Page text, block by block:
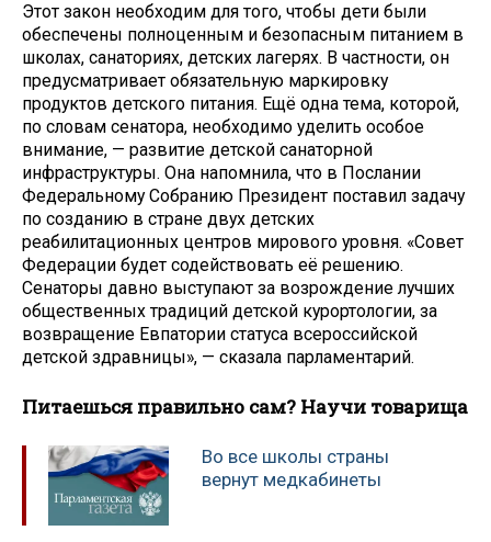
Этот закон необходим для того, чтобы дети были
обеспечены полноценным и безопасным питанием в
школах, санаториях, детских лагерях. В частности, он
предусматривает обязательную маркировку
продуктов детского питания. Ещё одна тема, которой,
по словам сенатора, необходимо уделить особое
внимание, — развитие детской санаторной
инфраструктуры. Она напомнила, что в Послании
Федеральному Собранию Президент поставил задачу
по созданию в стране двух детских
реабилитационных центров мирового уровня. «Совет
Федерации будет содействовать её решению.
Сенаторы давно выступают за возрождение лучших
общественных традиций детской курортологии, за
возвращение Евпатории статуса всероссийской
детской здравницы», — сказала парламентарий.
Питаешься правильно сам? Научи товарища
Во все школы страны
вернут медкабинеты